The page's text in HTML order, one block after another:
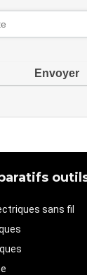
sans fil